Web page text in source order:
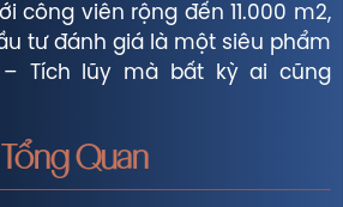
công viên rộng đến 11.000 m2,
tư đánh giá là một siêu phẩm
Tích lũy mà bất kỳ ai cũng
Tổng Quan